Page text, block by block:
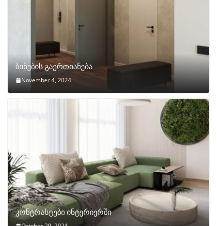
ბინების გაერთიანება
November 4, 2024
კონტრასტები ინტერიერში